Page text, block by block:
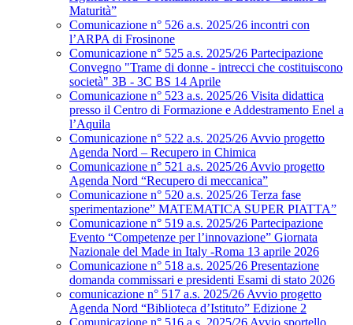
Maturità”
Comunicazione n° 526 a.s. 2025/26 incontri con
l’ARPA di Frosinone
Comunicazione n° 525 a.s. 2025/26 Partecipazione
Convegno "Trame di donne - intrecci che costituiscono
società" 3B - 3C BS 14 Aprile
Comunicazione n° 523 a.s. 2025/26 Visita didattica
presso il Centro di Formazione e Addestramento Enel a
l’Aquila
Comunicazione n° 522 a.s. 2025/26 Avvio progetto
Agenda Nord – Recupero in Chimica
Comunicazione n° 521 a.s. 2025/26 Avvio progetto
Agenda Nord “Recupero di meccanica”
Comunicazione n° 520 a.s. 2025/26 Terza fase
sperimentazione” MATEMATICA SUPER PIATTA”
Comunicazione n° 519 a.s. 2025/26 Partecipazione
Evento “Competenze per l’innovazione” Giornata
Nazionale del Made in Italy -Roma 13 aprile 2026
Comunicazione n° 518 a.s. 2025/26 Presentazione
domanda commissari e presidenti Esami di stato 2026
comunicazione n° 517 a.s. 2025/26 Avvio progetto
Agenda Nord “Biblioteca d’Istituto” Edizione 2